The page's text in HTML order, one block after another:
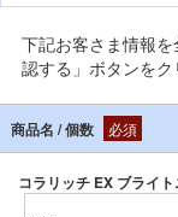
下記お客さま情報
認する」ボタンをク
商品名 / 個数 必須
コラリッチ EX ブライ